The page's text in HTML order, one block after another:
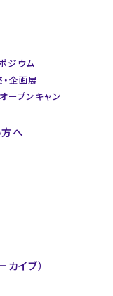
ジウム
企画展
ープンキャン
へ
イブ）